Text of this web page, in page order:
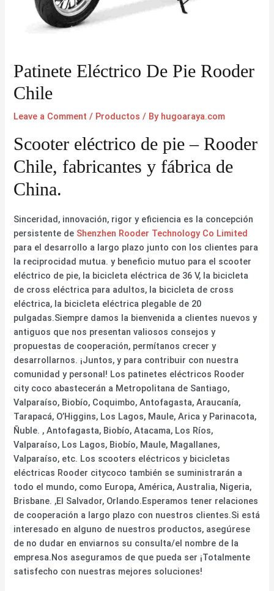
Patinete Eléctrico De Pie Rooder
Chile
Leave a Comment / Productos / By hugoaraya.com
Scooter eléctrico de pie – Rooder
Chile, fabricantes y fábrica de
China.
Sinceridad, innovación, rigor y eficiencia es la concepción
persistente de Shenzhen Rooder Technology Co Limited
para el desarrollo a largo plazo junto con los clientes para
la reciprocidad mutua. y beneficio mutuo para el scooter
eléctrico de pie, la bicicleta eléctrica de 36 V, la bicicleta
de cross eléctrica para adultos, la bicicleta de cross
eléctrica, la bicicleta eléctrica plegable de 20
pulgadas.Siempre damos la bienvenida a clientes nuevos y
antiguos que nos presentan valiosos consejos y
propuestas de cooperación, permítanos crecer y
desarrollarnos. ¡Juntos, y para contribuir con nuestra
comunidad y personal! Los patinetes eléctricos Rooder
city coco abastecerán a Metropolitana de Santiago,
Valparaíso, Biobío, Coquimbo, Antofagasta, Araucanía,
Tarapacá, O’Higgins, Los Lagos, Maule, Arica y Parinacota,
Ñuble. , Antofagasta, Biobío, Atacama, Los Ríos,
Valparaíso, Los Lagos, Biobío, Maule, Magallanes,
Valparaíso, etc. Los scooters eléctricos y bicicletas
eléctricas Rooder citycoco también se suministrarán a
todo el mundo, como Europa, América, Australia, Nigeria,
Brisbane. ,El Salvador, Orlando.Esperamos tener relaciones
de cooperación a largo plazo con nuestros clientes.Si está
interesado en alguno de nuestros productos, asegúrese
de no dudar en enviarnos su consulta/el nombre de la
empresa.Nos aseguramos de que pueda ser ¡Totalmente
satisfecho con nuestras mejores soluciones!